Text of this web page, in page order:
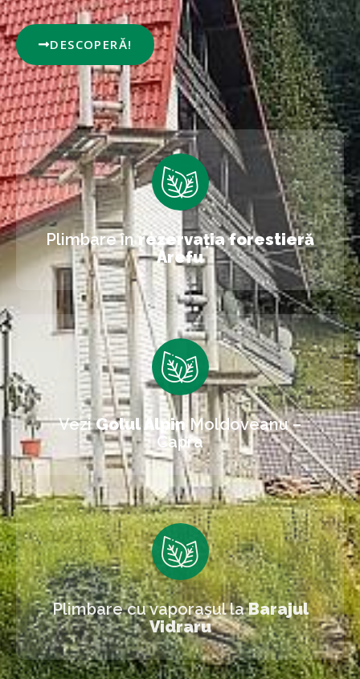
DESCOPERĂ!
Plimbare înrezervația forestieră
Arefu
VeziGolul Alpin Moldoveanu –
Capra
Plimbare cu vaporașul laBarajul
Vidraru